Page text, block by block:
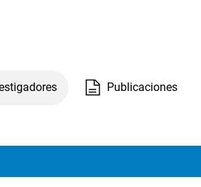
Publicaciones